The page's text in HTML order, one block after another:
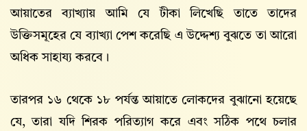
আয়াতের ব্যাখ্যায় আমি যে টীকা লিখেছি তাতে তাদের
উক্তিসমূহের যে ব্যাখ্যা পেশ করেছি এ উদ্দেশ্য বুঝতে তা আরো
অধিক সাহায্য করবে।
তারপর ১৬ থেকে ১৮ পর্যন্ত আয়াতে লোকদের বুঝানো হয়েছে
যে, তারা যদি শিরক পরিত্যাগ করে এবং সঠিক পথে চলার